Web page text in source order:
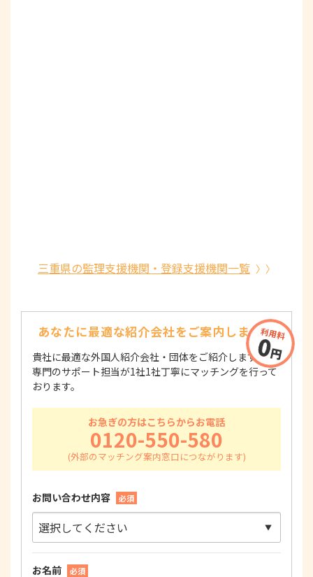
三重県の監理支援機関・登録支援機関一覧
あなたに最適な紹介会社をご案内します！
貴社に最適な外国人紹介会社・団体をご紹介します！
専門のサポート担当が1社1社丁寧にマッチングを行って
おります。
お急ぎの方はこちらからお電話
0120-550-580
お問い合わせ内容 必須
お名前 必須